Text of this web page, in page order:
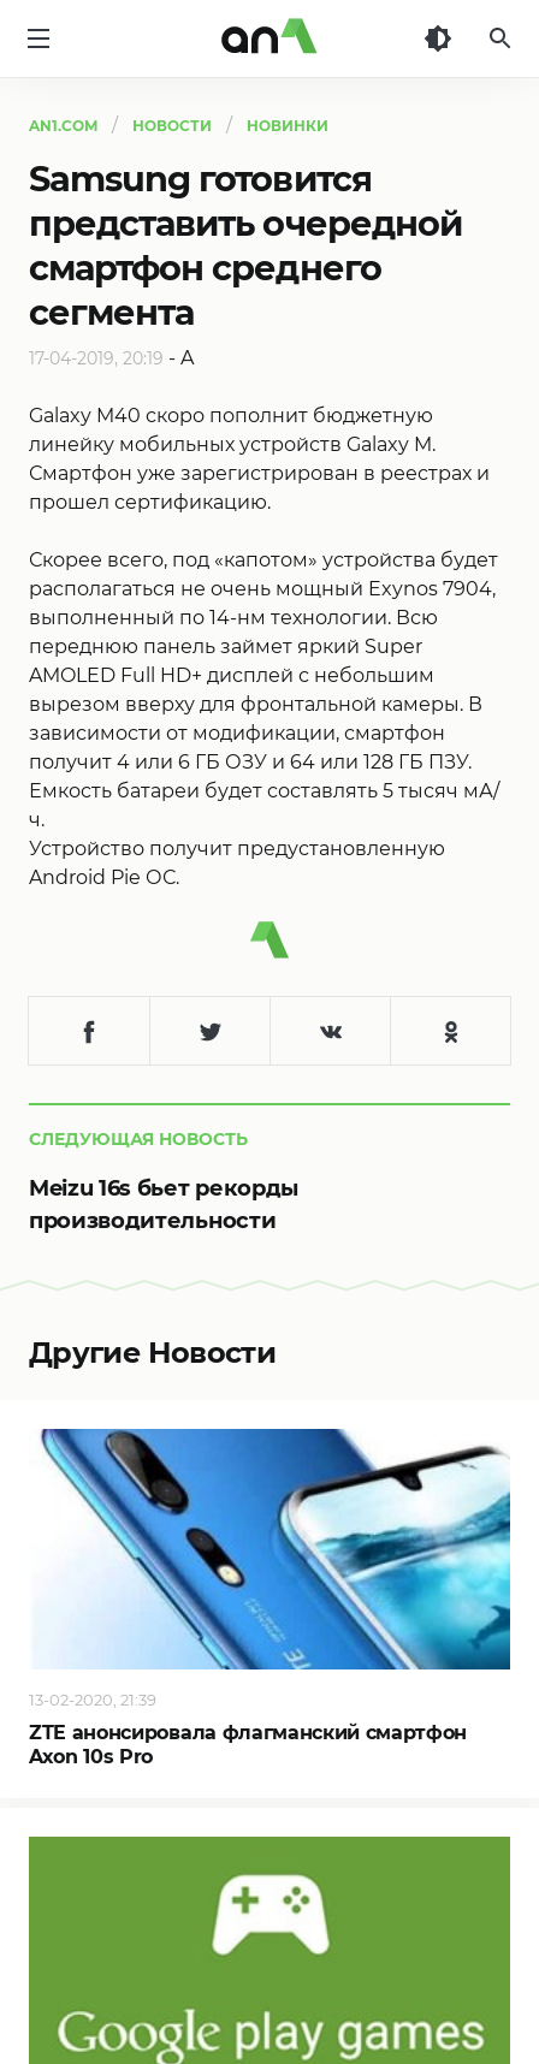
AN1.COM НОВОСТИ НОВИНКИ
Samsung готовится
представить очередной
смартфон среднего
сегмента
17-04-2019, 20:19 - A
Galaxy M40 скоро пополнит бюджетную
линейку мобильных устройств Galaxy M.
Смартфон уже зарегистрирован в реестрах и
прошел сертификацию.
Скорее всего, под «капотом» устройства будет
располагаться не очень мощный Exynos 7904,
выполненный по 14-нм технологии. Всю
переднюю панель займет яркий Super
AMOLED Full HD+ дисплей с небольшим
вырезом вверху для фронтальной камеры. В
зависимости от модификации, смартфон
получит 4 или 6 ГБ ОЗУ и 64 или 128 ГБ ПЗУ.
Емкость батареи будет составлять 5 тысяч мА/
ч.
Устройство получит предустановленную
Android Pie ОС.
СЛЕДУЮЩАЯ НОВОСТЬ
Meizu 16s бьет рекорды
производительности
Другие Новости
13-02-2020, 21:39
ZTE анонсировала флагманский смартфон
Axon 10s Pro